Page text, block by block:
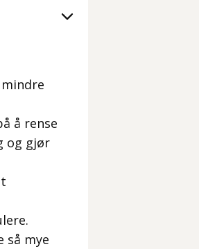
å rense
og gjør
så mye